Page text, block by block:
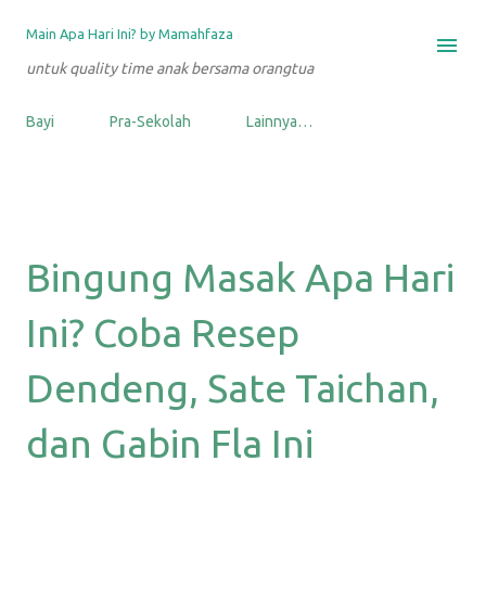
Langsung ke konten utama
Main Apa Hari Ini? by Mamahfaza
untuk quality time anak bersama orangtua
Bayi Pra-Sekolah Lainnya…
Bingung Masak Apa Hari
Ini? Coba Resep
Dendeng, Sate Taichan,
dan Gabin Fla Ini